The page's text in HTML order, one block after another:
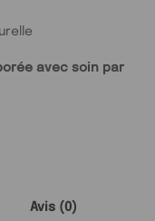
avec soin par
Avis (0)